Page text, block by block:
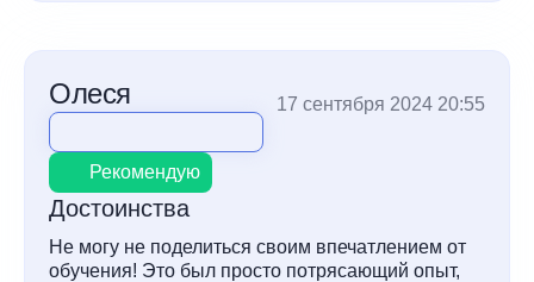
Олеся 17 сентября 2024 20:55
Рекомендую
Достоинства
Не могу не поделиться своим впечатлением от
обучения! Это был просто потрясающий опыт,